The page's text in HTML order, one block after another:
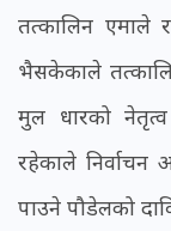
तत्कालिन एमाले
भैसकेकाले
मुल धारको
रहेकाले
पाउने पौडेलको